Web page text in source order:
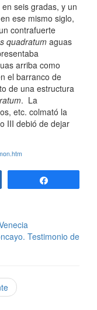
seis gradas, y un
ese mismo siglo,
contrafuerte
quadratum aguas
arriba como
el barranco de
de una estructura
. La
etc. colmató la
III debió de dejar
Testimonio de